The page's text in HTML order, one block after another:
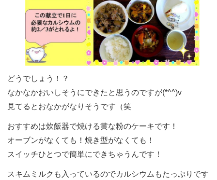
どうでしょう！？
なかなかおいしそうにできたと思うのですが(*^^)v
見てるとおなかがなりそうです（笑
おすすめは炊飯器で焼ける黄な粉のケーキです！
オーブンがなくても！焼き型がなくても！
スイッチひとつで簡単にできちゃうんです！
スキムミルクも入っているのでカルシウムもたっぷりです